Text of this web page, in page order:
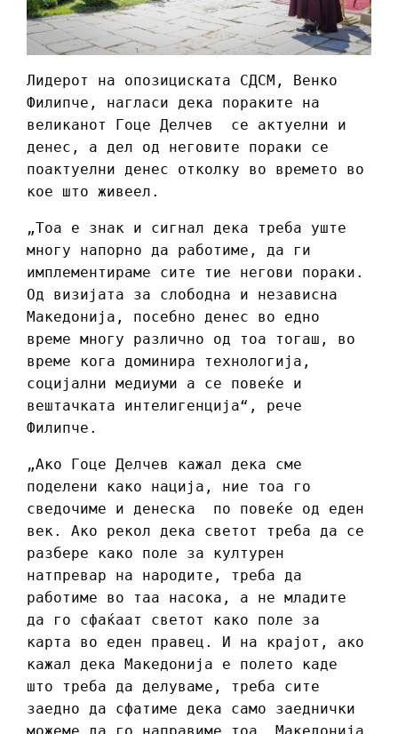
Лидерот на опозициската СДСМ, Венко
Филипче, нагласи дека пораките на
великанот Гоце Делчев се актуелни и
денес, а дел од неговите пораки се
поактуелни денес отколку во времето во
кое што живеел.
„Тоа е знак и сигнал дека треба уште
многу напорно да работиме, да ги
имплементираме сите тие негови пораки.
Од визијата за слободна и независна
Македонија, посебно денес во едно
време многу различно од тоа тогаш, во
време кога доминира технологија,
социјални медиуми а се повеќе и
вештачката интелигенција“, рече
Филипче.
„Ако Гоце Делчев кажал дека сме
поделени како нација, ние тоа го
сведочиме и денеска по повеќе од еден
век. Ако рекол дека светот треба да се
разбере како поле за културен
натпревар на народите, треба да
работиме во таа насока, а не младите
да го сфаќаат светот како поле за
карта во еден правец. И на крајот, ако
кажал дека Македонија е полето каде
што треба да делуваме, треба сите
заедно да сфатиме дека само заеднички
можеме да го направиме тоа, Македонија